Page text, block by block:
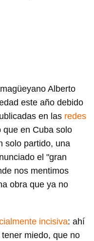
Alberto
este año debido
en las redes
que en Cuba solo
solo partido, una
el "gran
nos mentimos
obra que ya no
incisiva: ahí
miedo, que no